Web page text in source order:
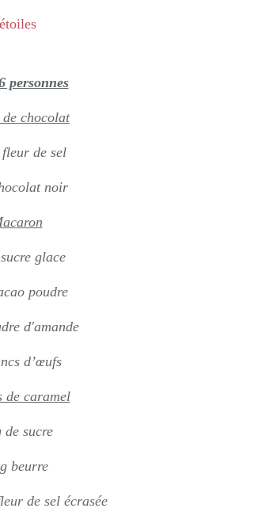
personnes
chocolat
de sel
noir
glace
poudre
d'amande
d’œufs
de caramel
de sucre
beurre
de sel écrasée